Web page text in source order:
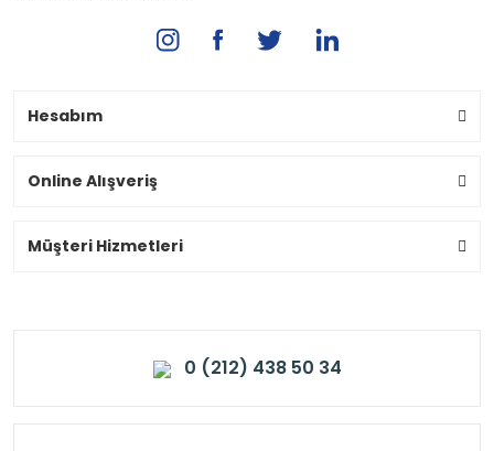
Hesabım
Online Alışveriş
Müşteri Hizmetleri
0 (212) 438 50 34